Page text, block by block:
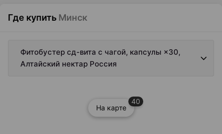
Где купить Минск
Фитобустер сд-вита с чагой, капсулы ×30,
Алтайский нектар Россия
На карте
40